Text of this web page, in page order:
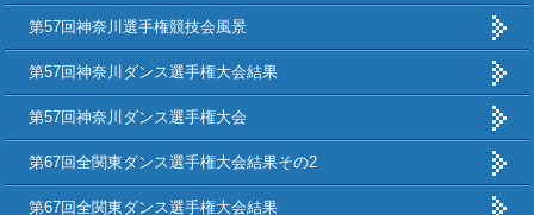
第57回神奈川選手権競技会風景
第57回神奈川ダンス選手権大会結果
第57回神奈川ダンス選手権大会
第67回全関東ダンス選手権大会結果その2
第67回全関東ダンス選手権大会結果